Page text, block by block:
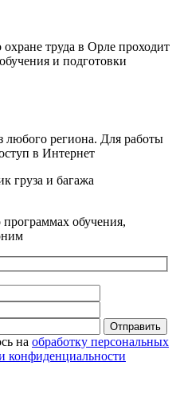
труда в Орле проходит
и подготовки
любого региона. Для работы
в Интернет
груза и багажа
обучения,
Отправить
на обработку персональных
конфиденциальности